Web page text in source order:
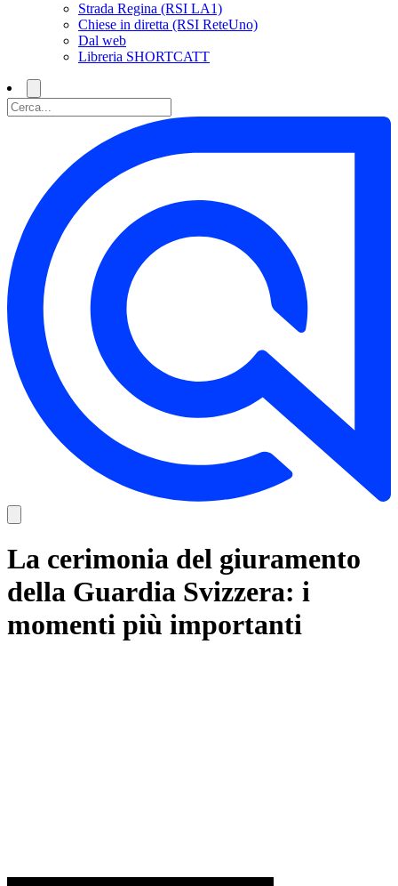
Strada Regina (RSI LA1)
Chiese in diretta (RSI ReteUno)
Dal web
Libreria SHORTCATT
La cerimonia del giuramento
della Guardia Svizzera: i
momenti più importanti